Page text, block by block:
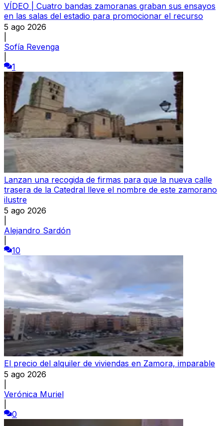
VÍDEO | Cuatro bandas zamoranas graban sus ensayos
en las salas del estadio para promocionar el recurso
5 ago 2026
Sofía Revenga
1
Lanzan una recogida de firmas para que la nueva calle
trasera de la Catedral lleve el nombre de este zamorano
ilustre
5 ago 2026
Alejandro Sardón
10
El precio del alquiler de viviendas en Zamora, imparable
5 ago 2026
Verónica Muriel
0